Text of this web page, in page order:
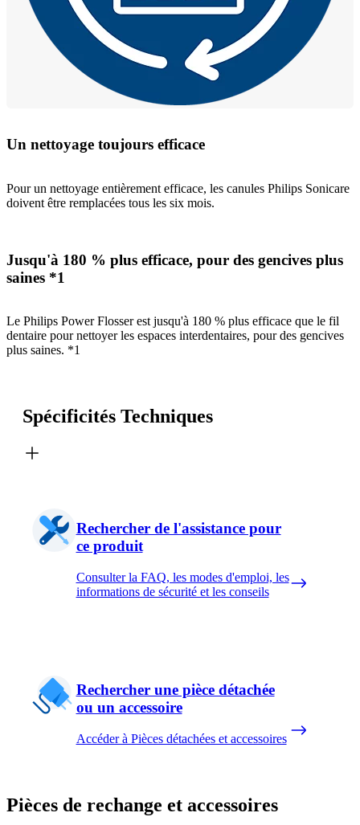
Un nettoyage toujours efficace
Pour un nettoyage entièrement efficace, les canules Philips Sonicare
doivent être remplacées tous les six mois.
Jusqu'à 180 % plus efficace, pour des gencives plus
saines *1
Le Philips Power Flosser est jusqu'à 180 % plus efficace que le fil
dentaire pour nettoyer les espaces interdentaires, pour des gencives
plus saines. *1
Spécificités Techniques
Rechercher de l'assistance pour
ce produit
Consulter la FAQ, les modes d'emploi, les
informations de sécurité et les conseils
Rechercher une pièce détachée
ou un accessoire
Accéder à Pièces détachées et accessoires
Pièces de rechange et accessoires